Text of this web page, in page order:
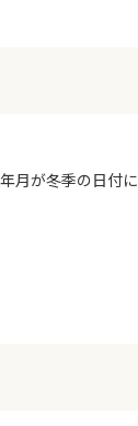
月が冬季の日付に